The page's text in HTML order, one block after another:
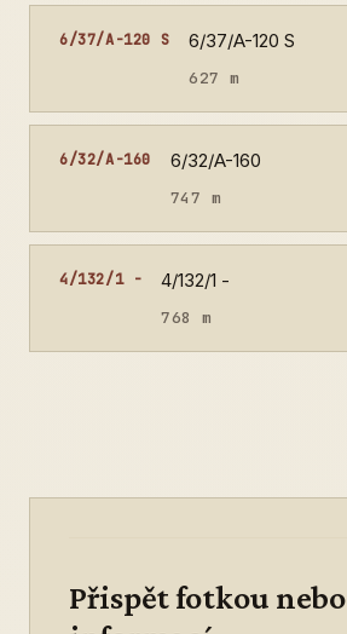
6/37/A-120 S 6/37/A-120 S
627 m
6/32/A-160 6/32/A-160
747 m
4/132/1 - 4/132/1 -
768 m
Přispět fotkou nebo